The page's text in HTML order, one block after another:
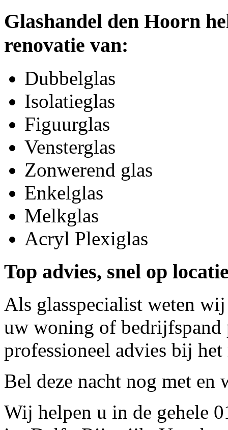
Glashandel den Hoorn
renovatie van:
Dubbelglas
Isolatieglas
Figuurglas
Vensterglas
Zonwerend glas
Enkelglas
Melkglas
Acryl Plexiglas
Top advies, snel op
Als glasspecialist weten
uw woning of bedrijfspand
professioneel advies bij
Bel deze nacht nog met en
Wij helpen u in de gehele